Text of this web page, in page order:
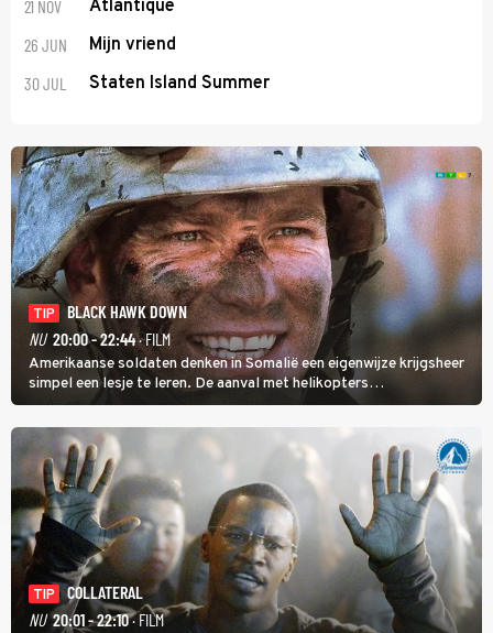
21 NOV Atlantique
26 JUN Mijn vriend
30 JUL Staten Island Summer
TIP
BLACK HAWK DOWN
NU 20:00 - 22:44· FILM
Amerikaanse soldaten denken in Somalië een eigenwijze krijgsheer
simpel een lesje te leren. De aanval met helikopters
verloopt in Black Hawk down dramatisch.
TIP
COLLATERAL
NU 20:01 - 22:10· FILM